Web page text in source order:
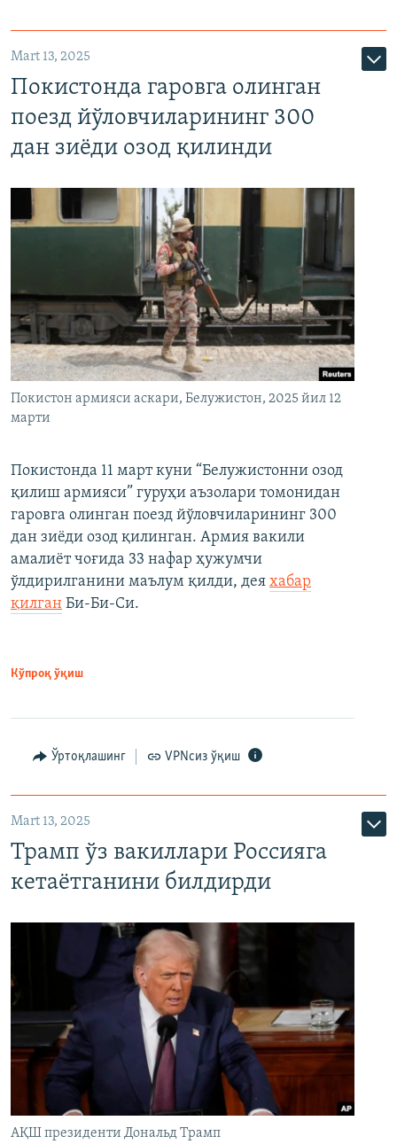
Mart 13, 2025
Покистонда гаровга олинган
поезд йўловчиларининг 300
дан зиёди озод қилинди
Покистон армияси аскари, Белужистон, 2025 йил 12
марти
Покистонда 11 март куни “Белужистонни озод
қилиш армияси” гуруҳи аъзолари томонидан
гаровга олинган поезд йўловчиларининг 300
дан зиёди озод қилинган. Армия вакили
амалиёт чоғида 33 нафар ҳужумчи
ўлдирилганини маълум қилди, дея хабар
қилган Би-Би-Си.
Кўпроқ ўқиш
Ўртоқлашинг VPNсиз ўқиш
Mart 13, 2025
Трамп ўз вакиллари Россияга
кетаётганини билдирди
АҚШ президенти Дональд Трамп